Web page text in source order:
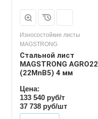
Износостойкие листы
MAGSTRONG
Стальной лист
MAGSTRONG AGRO22
(22MnB5) 4 мм
Цена:
133 540 руб/т
37 738 руб/шт